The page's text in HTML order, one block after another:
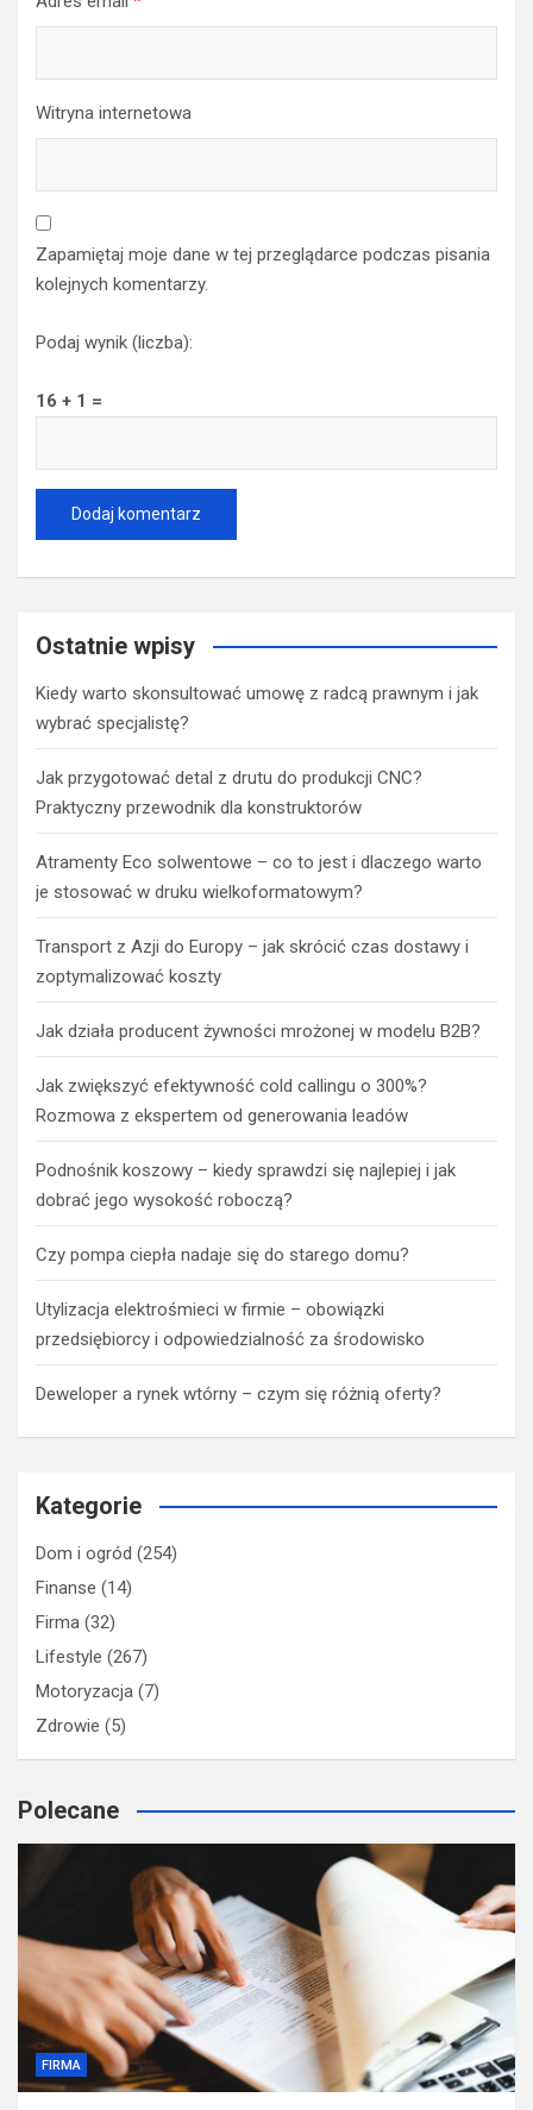
Witryna internetowa
Zapamiętaj moje dane w tej przeglądarce podczas pisania
kolejnych komentarzy.
Podaj wynik (liczba):
16 + 1 =
Ostatnie wpisy
Kiedy warto skonsultować umowę z radcą prawnym i jak
wybrać specjalistę?
Jak przygotować detal z drutu do produkcji CNC?
Praktyczny przewodnik dla konstruktorów
Atramenty Eco solwentowe – co to jest i dlaczego warto
je stosować w druku wielkoformatowym?
Transport z Azji do Europy – jak skrócić czas dostawy i
zoptymalizować koszty
Jak działa producent żywności mrożonej w modelu B2B?
Jak zwiększyć efektywność cold callingu o 300%?
Rozmowa z ekspertem od generowania leadów
Podnośnik koszowy – kiedy sprawdzi się najlepiej i jak
dobrać jego wysokość roboczą?
Czy pompa ciepła nadaje się do starego domu?
Utylizacja elektrośmieci w firmie – obowiązki
przedsiębiorcy i odpowiedzialność za środowisko
Deweloper a rynek wtórny – czym się różnią oferty?
Kategorie
Dom i ogród (254)
Finanse (14)
Firma (32)
Lifestyle (267)
Motoryzacja (7)
Zdrowie (5)
Polecane
FIRMA